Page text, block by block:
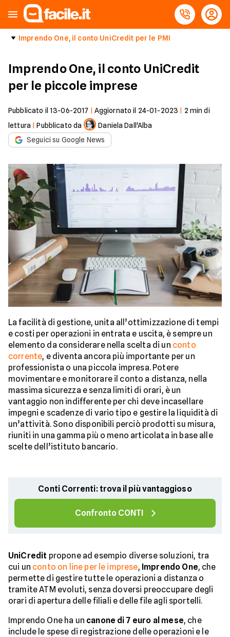
Imprendo One, il conto UniCredit per le PMI
Imprendo One, il conto UniCredit
per le piccole imprese
Pubblicato il 13-06-2017 Aggiornato il 24-01-2023 2 min di
lettura |Pubblicato da
Daniela Dall'Alba
Seguici su Google News
La facilità di gestione, unita all’ottimizzazione di tempi
e costi per operazioni in entrata e uscita, è sempre un
elemento da considerare nella scelta di un conto
corrente, e diventa ancora più importante per un
professionista o una piccola impresa. Potere
movimentare e monitorare il conto a distanza, nella
massima sicurezza e senza limiti di orari, è un
vantaggio non indifferente per chi deve incasellare
impegni e scadenze di vario tipo e gestire la liquidità di
un’attività. Sono disponibili perciò prodotti su misura,
riuniti in una gamma più o meno articolata in base alle
scelte dell’istituto bancario.
Conti Correnti: trova il più vantaggioso
Confronto CONTI
UniCredit propone ad esempio diverse soluzioni, tra
cui un conto on line per le imprese, Imprendo One, che
permette di gestire tutte le operazioni a distanza o
tramite ATM evoluti, senza doversi preoccupare degli
orari di apertura delle filiali e delle file agli sportelli.
Imprendo One ha un canone di 7 euro al mese, che
include le spese di registrazione delle operazioni e le